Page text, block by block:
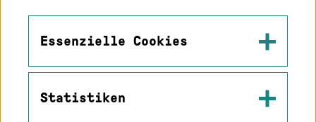
Essenzielle Cookies
Statistiken